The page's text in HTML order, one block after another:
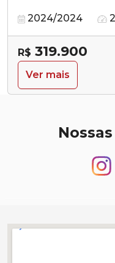
2024/2024
R$ 319.900
Ver mais